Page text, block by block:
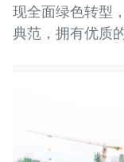
现全面绿色转型
典范，拥有优质